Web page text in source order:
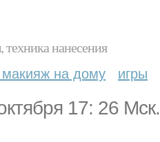
нанесения
макияж на дому игры
17: 26 Мск.